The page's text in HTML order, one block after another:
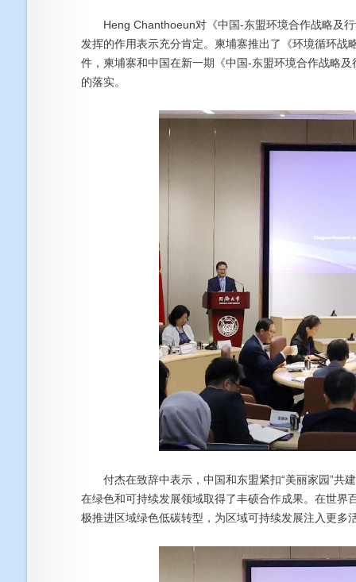
Heng Chanthoeun对《中国-东盟环境合作战略及行
发挥的作用表示充分肯定。柬埔寨推出了《环境循环
件，柬埔寨和中国在新一期《中国-东盟环境合作战略
的落实。
付杰在致辞中表示，中国和东盟紧扣“美丽家园”共建
在绿色和可持续发展领域取得了丰硕合作成果。在世
极推进区域绿色低碳转型，为区域可持续发展注入更多